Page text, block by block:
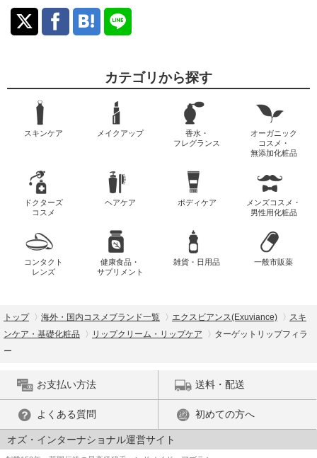
カテゴリから探す
スキンケア メイクアップ
香水・
フレグランス
オーガニック
コスメ・
無添加化粧品
ドクターズ
コスメ
ヘアケア ボディケア
メンズコスメ・
男性用化粧品
コンタクト
レンズ
健康食品・
サプリメント
雑貨・日用品 一般市販薬
トップ 海外・国内コスメブランド一覧 エクスビアンス(Exuviance)
スキ
ンケア・基礎化粧品
リップクリーム・リップケア
ターゲットリップフィラ
ー
お支払い方法 送料・配送
よくある質問 初めての方へ
オズ・インターナショナル運営サイト